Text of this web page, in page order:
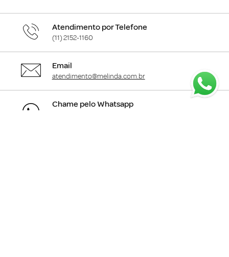
Atendimento por Telefone
(11) 2152-1160
Email
atendimento@melinda.com.br
Chame pelo Whatsapp